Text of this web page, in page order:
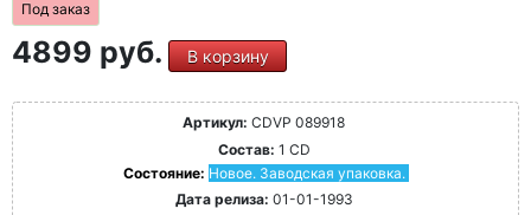
Под заказ
4899 руб. В корзину
Артикул: CDVP 089918
Состав: 1 CD
Состояние: Новое. Заводская упаковка.
Дата релиза: 01-01-1993